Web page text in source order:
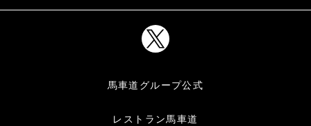
馬車道グループ公式
レストラン馬車道